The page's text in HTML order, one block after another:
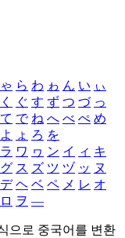
ゃ ら わ ゎ ん い ぃ
く ぐ す ず つ づ っ
て で ね へ べ ぺ め
よ ょ ろ を
ラ ワ ヮ ン イ ィ キ
グ ス ズ ツ ヅ ッ ヌ
デ ヘ ベ ペ メ レ オ
ロ ヲ ―
으로 중국어를 변환